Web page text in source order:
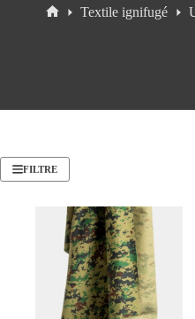
Textile ignifugé
FILTRE